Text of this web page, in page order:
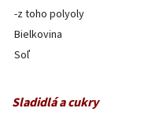
-z toho polyoly
Bielkovina
Soľ
Sladidlá a cukry